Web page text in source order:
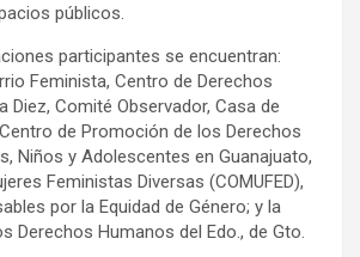
públicos.
participantes se encuentran:
Feminista, Centro de Derechos
Diez, Comité Observador, Casa de
de Promoción de los Derechos
Niños y Adolescentes en Guanajuato,
Feministas Diversas (COMUFED),
por la Equidad de Género; y la
Derechos Humanos del Edo., de Gto.